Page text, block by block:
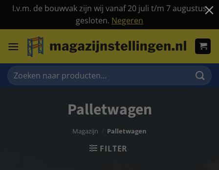
I.v.m. de bouwvak zijn wij vanaf 20 juli t/m 7 augustus
gesloten. Negeren
naar
Zoeken
naar:
Palletwagen
Magazijn / Palletwagen
FILTER